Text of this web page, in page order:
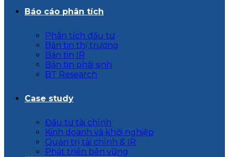
Báo cáo phân tích
Phân tích đầu tư
Bản tin thị trường
Bản tin IR
Bản tin phái sinh
BT Research
Case study
Đầu tư tài chính
Kinh doanh và khởi nghiệp
Quản trị tài chính & IR
Phát triển bền vững